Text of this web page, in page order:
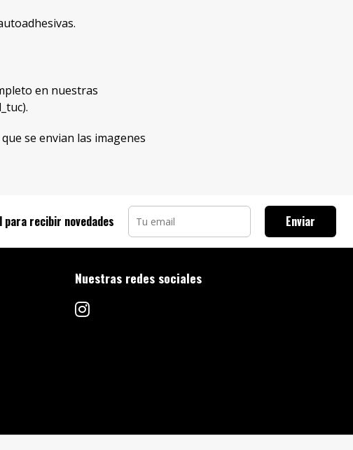
en nuestras
se envian las imagenes
para recibir novedades Enviar
Nuestras redes sociales